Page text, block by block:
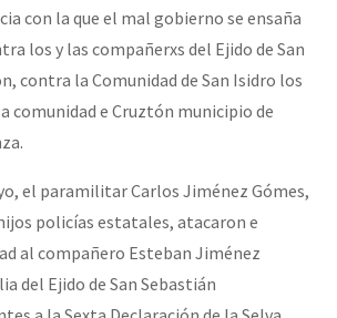
con la que el mal gobierno se ensaña
los y las compañerxs del Ejido de San
contra la Comunidad de San Isidro los
comunidad e Cruztón municipio de
el paramilitar Carlos Jiménez Gómes,
policías estatales, atacaron e
al compañero Esteban Jiménez
del Ejido de San Sebastián